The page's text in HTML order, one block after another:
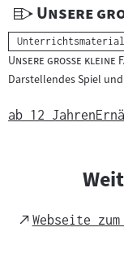
U
n
t
e
r
s
"
Unsere
Kategorie:
Unterrichtsmaterial
Unsere große kleine
Darstellendes Spiel
ab 12 Jahren
External
Webseite